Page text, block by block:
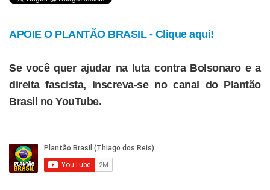
APOIE O PLANTÃO BRASIL - Clique aqui!
Se você quer ajudar na luta contra Bolsonaro e a
direita fascista, inscreva-se no canal do Plantão
Brasil no YouTube.